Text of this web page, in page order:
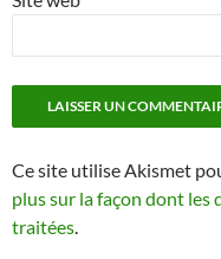
Ce site utilise Akismet
plus sur la façon dont les
traitées.